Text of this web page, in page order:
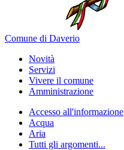
Comune di Daverio
Novità
Servizi
Vivere il comune
Amministrazione
Accesso all'informazione
Acqua
Aria
Tutti gli argomenti...